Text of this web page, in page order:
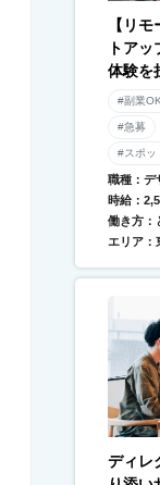
【リ
トア
体験を
ター募
#副業
#急募
#スポッ
職種：デ
時給：
働き方：
エリア：
ディレ